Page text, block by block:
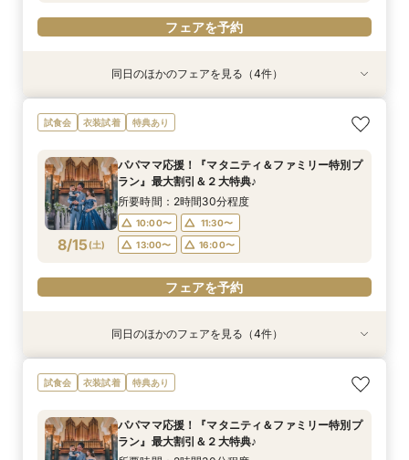
フェアを予約
衣装試着 特典あり
8/14(金)
【ドレス重視オススメ◎】人気ドレス２５万円
OFF*来館特典×無料試食付
10:00〜
11:30〜
13:00〜
16:00〜
フェアを予約
特典あり
8/14(金)
【少人数婚応援】来館でヘアコスメ＆1万円ギフ
トGET！特典・試食フェア
10:00〜
11:30〜
13:00〜
16:00〜
フェアを予約
衣装試着 特典あり
8/14(金)
卒花オススメ◎英国伝統の大聖堂チャペル*最大
150万円割引×来館特典ギフト券１万円
10:00〜
11:30〜
13:00〜
16:00〜
フェアを予約
衣装試着 特典あり
8/14(金)
【ペット婚人気NO.1】愛犬と誓うリングドッグ演
出×豪華試食フェア*最大15大特典付き
10:00〜
11:30〜
13:00〜
16:00〜
フェアを予約
同日のほかのフェアを見る（4件）
試食会 衣装試着 特典あり
8/15(土)
パパママ応援！『マタニティ＆ファミリー特別プ
ラン』最大割引＆２大特典♪
所要時間：2時間30分程度
10:00〜
11:30〜
13:00〜
16:00〜
フェアを予約
衣装試着 特典あり
【ドレス重視オススメ◎】人気ドレス２５万円
OFF*来館特典×無料試食付
10:00〜
11:30〜
特典あり
【少人数婚応援】来館でヘアコスメ＆1万円ギフ
トGET！特典・試食フェア
10:00〜
11:30〜
衣装試着 特典あり
卒花オススメ◎英国伝統の大聖堂チャペル*最大
150万円割引×来館特典ギフト券１万円
10:00〜
11:30〜
衣装試着 特典あり
【ペット婚人気NO.1】愛犬と誓うリングドッグ演
出×豪華試食フェア*最大15大特典付き
10:00〜
11:30〜
同日のほかのフェアを見る（4件）
試食会 衣装試着 特典あり
パパママ応援！『マタニティ＆ファミリー特別プ
ラン』最大割引＆２大特典♪